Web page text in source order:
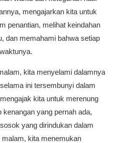
mengajarkan kita untuk
penantian, melihat keindahan
dan memahami bahwa setiap
kita menyelami dalamnya
ini tersembunyi dalam
kita untuk merenung
yang pernah ada,
yang dirindukan dalam
kita menemukan